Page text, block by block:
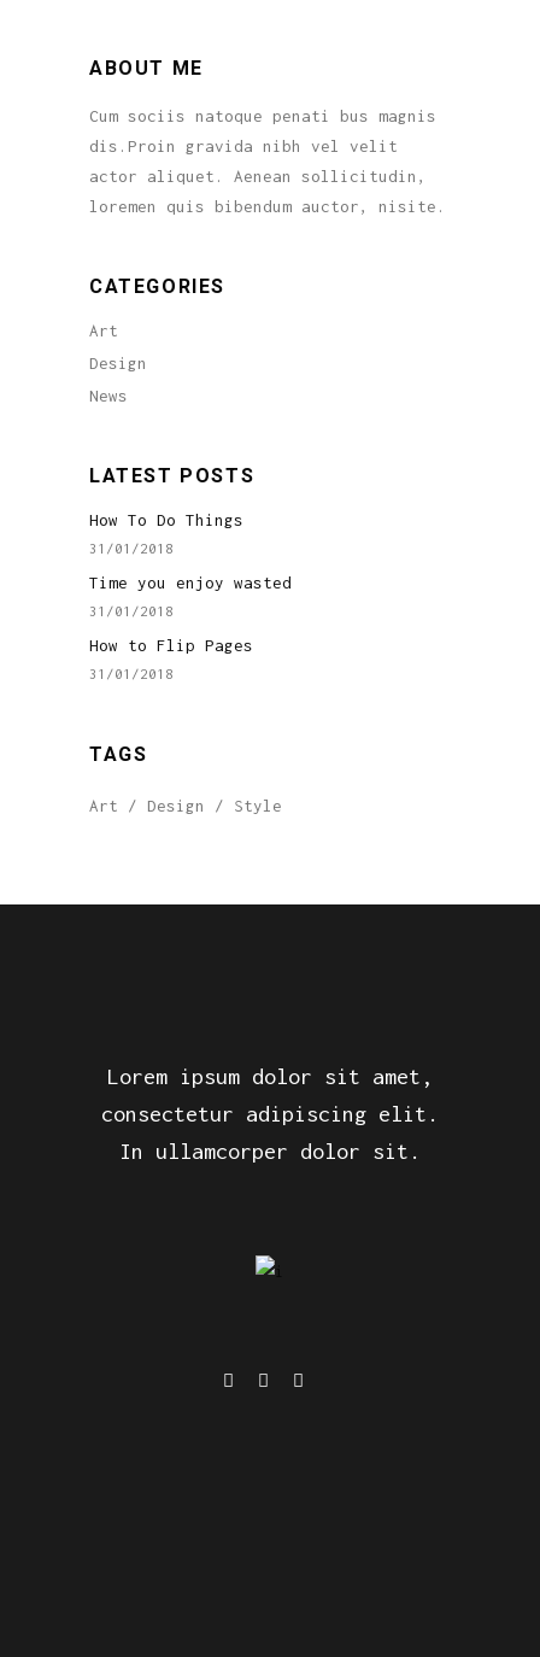
ABOUT ME
Cum sociis natoque penati bus magnis
dis.Proin gravida nibh vel velit
actor aliquet. Aenean sollicitudin,
loremen quis bibendum auctor, nisite.
CATEGORIES
Art
Design
News
LATEST POSTS
How To Do Things
31/01/2018
Time you enjoy wasted
31/01/2018
How to Flip Pages
31/01/2018
TAGS
Art Design Style
Lorem ipsum dolor sit amet,
consectetur adipiscing elit.
In ullamcorper dolor sit.